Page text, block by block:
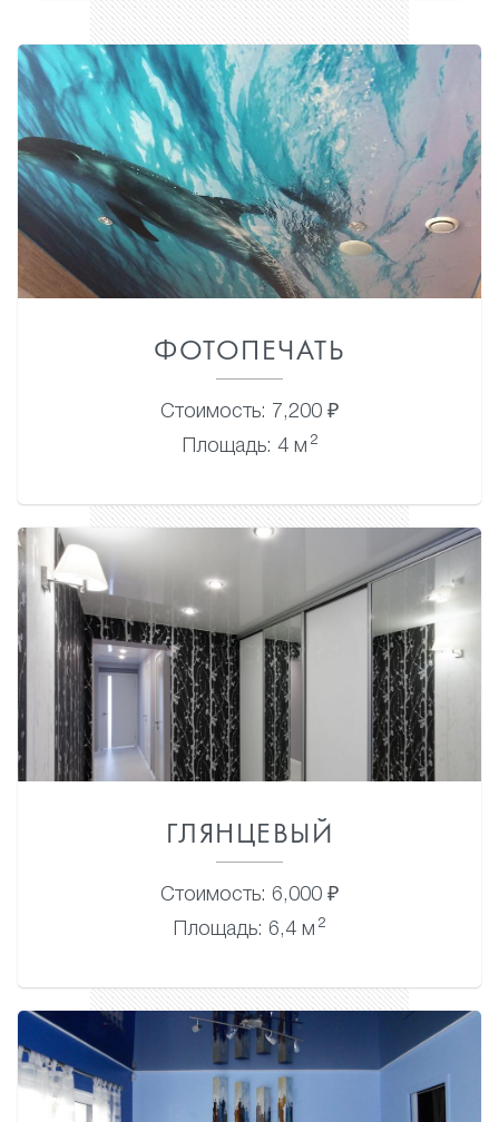
ФОТОПЕЧАТЬ
Стоимость: 7,200 ₽
Площадь: 4 м 2
ГЛЯНЦЕВЫЙ
Стоимость: 6,000 ₽
Площадь: 6,4 м 2